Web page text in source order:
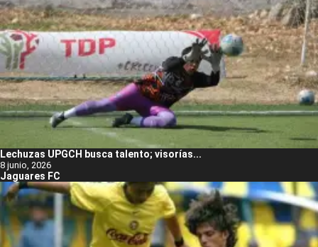
Lechuzas UPGCH busca talento; visorías...
8 junio, 2026
Jaguares FC